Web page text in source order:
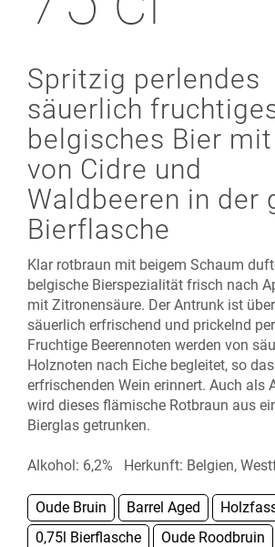
Spritzig perlendes
säuerlich
belgisches Bier
von Cidre und
Waldbeeren in der
Bierflasche
Klar rotbraun mit beigem Schaum
belgische Bierspezialität frisch nach
mit Zitronensäure. Der Antrunk ist
säuerlich erfrischend und prickelnd
Fruchtige Beerennoten werden von
Holznoten nach Eiche begleitet, so
erfrischenden Wein erinnert. Auch als
wird dieses flämische Rotbraun aus
Bierglas getrunken.
Alkohol: 6,2% Herkunft: Belgien,
Oude Bruin Barrel Aged
0,75l Bierflasche
Oude Roodbruin